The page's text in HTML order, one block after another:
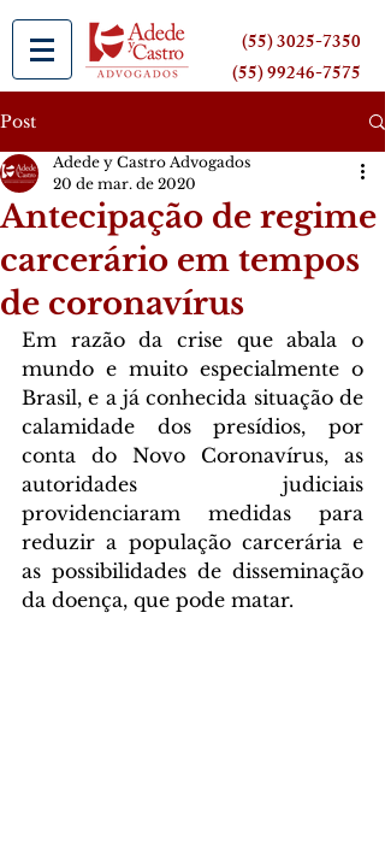
(55) 3025-7350
(55) 99246-7575
Post
Antecipação de regime
carcerário em tempos
de coronavírus
Adede y Castro Advogados
20 de mar. de 2020
Em razão da crise que abala o
mundo e muito especialmente o
Brasil, e a já conhecida situação de
calamidade dos presídios, por
conta do Novo Coronavírus, as
autoridades judiciais
providenciaram medidas para
reduzir a população carcerária e
as possibilidades de disseminação
da doença, que pode matar.